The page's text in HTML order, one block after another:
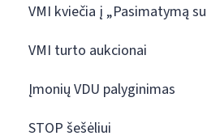
VMI kviečia į „Pasimatymą
VMI turto aukcionai
Įmonių VDU palyginimas
STOP šešėliui